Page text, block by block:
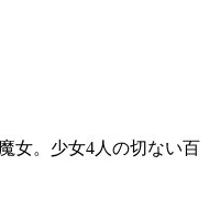
女。少女4人の切ない百